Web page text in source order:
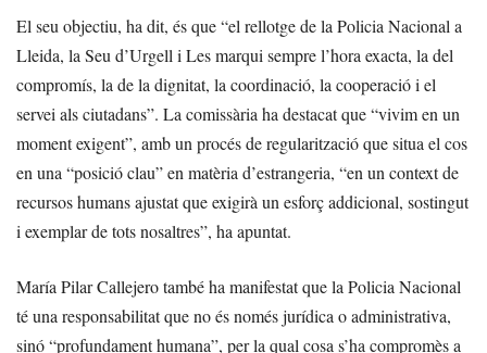
El seu objectiu, ha dit, és que “el rellotge de la Policia Nacional a
Lleida, la Seu d’Urgell i Les marqui sempre l’hora exacta, la del
compromís, la de la dignitat, la coordinació, la cooperació i el
servei als ciutadans”. La comissària ha destacat que “vivim en un
moment exigent”, amb un procés de regularització que situa el cos
en una “posició clau” en matèria d’estrangeria, “en un context de
recursos humans ajustat que exigirà un esforç addicional, sostingut
i exemplar de tots nosaltres”, ha apuntat.
María Pilar Callejero també ha manifestat que la Policia Nacional
té una responsabilitat que no és només jurídica o administrativa,
sinó “profundament humana”, per la qual cosa s’ha compromès a